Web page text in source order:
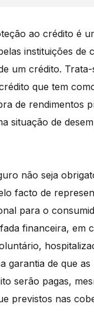
ao crédito é
instituições de
um crédito.
que tem
de rendimentos
situação de
não seja
facto de
para o
financeira, em
garantia de que as
serão pagas,
previstos nas